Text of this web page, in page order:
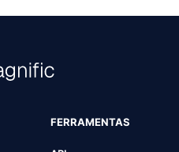
FERRAMENTAS